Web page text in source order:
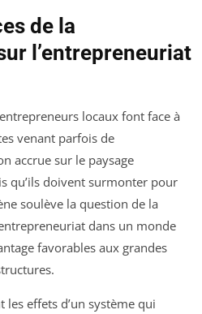
de la
l’entrepreneuriat
locaux font face à
venant parfois de
accrue sur le paysage
qu’ils doivent surmonter pour
soulève la question de la
dans un monde
favorables aux grandes
effets d’un système qui